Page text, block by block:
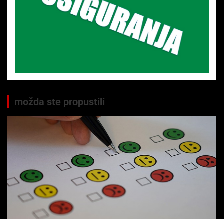
možda ste propustili